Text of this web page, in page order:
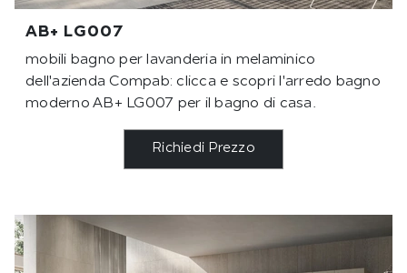
AB+ LG007
mobili bagno per lavanderia in melaminico
dell'azienda Compab: clicca e scopri l'arredo bagno
moderno AB+ LG007 per il bagno di casa.
Richiedi Prezzo